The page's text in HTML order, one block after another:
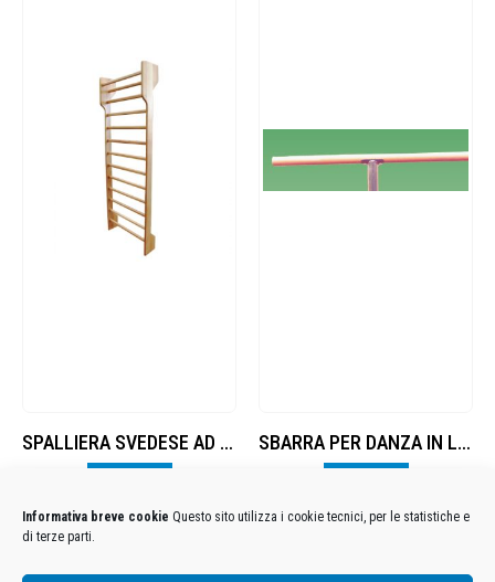
Informativa breve cookie Questo sito utilizza i cookie tecnici, per le statistiche e
di terze parti.
SPALLIERA SVEDESE AD 1 CAMPATA SMONTATA SBARRA PER DANZA IN LEGNO Ø 43
Condizioni Generali di Utilizzo-Cookies-Privacy